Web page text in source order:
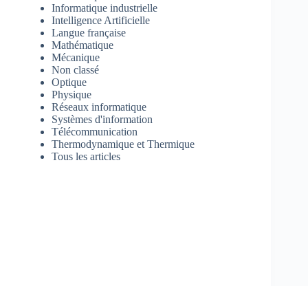
Informatique industrielle
Intelligence Artificielle
Langue française
Mathématique
Mécanique
Non classé
Optique
Physique
Réseaux informatique
Systèmes d'information
Télécommunication
Thermodynamique et Thermique
Tous les articles